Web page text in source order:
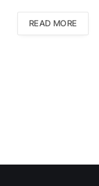
READ MORE